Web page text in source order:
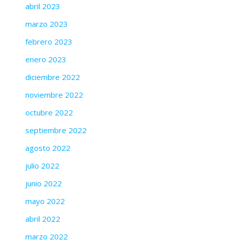
abril 2023
marzo 2023
febrero 2023
enero 2023
diciembre 2022
noviembre 2022
octubre 2022
septiembre 2022
agosto 2022
julio 2022
junio 2022
mayo 2022
abril 2022
marzo 2022